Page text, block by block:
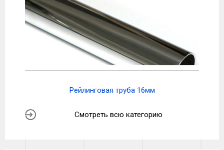
Рейлинговая труба 16мм
Смотреть всю категорию